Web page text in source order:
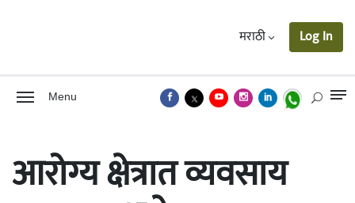
मराठी Log In
Menu
आरोग्य क्षेत्रात व्यवसाय